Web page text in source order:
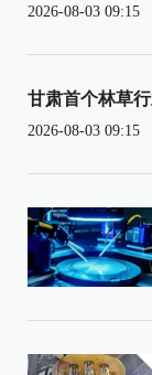
2026-08-03 09:15
甘肃首个林草
2026-08-03 09:15